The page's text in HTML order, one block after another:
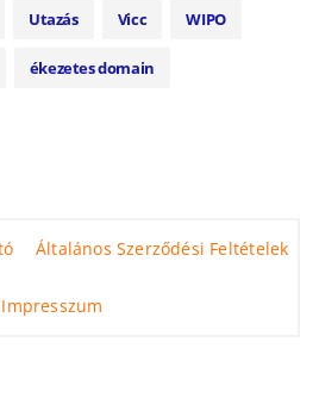
Utazás Vicc WIPO
ékezetes domain
Általános Szerződési Feltételek
Impresszum